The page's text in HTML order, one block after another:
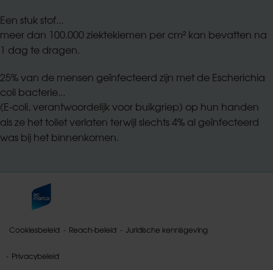
Een stuk stof...
meer dan 100.000 ziektekiemen per cm² kan bevatten na
1 dag te dragen.
25% van de mensen geïnfecteerd zijn met de Escherichia
coli bacterie...
(E-coli, verantwoordelijk voor buikgriep) op hun handen
als ze het toilet verlaten terwijl slechts 4% al geïnfecteerd
was bij het binnenkomen.
Cookiesbeleid Reach-beleid Juridische kennisgeving
Privacybeleid